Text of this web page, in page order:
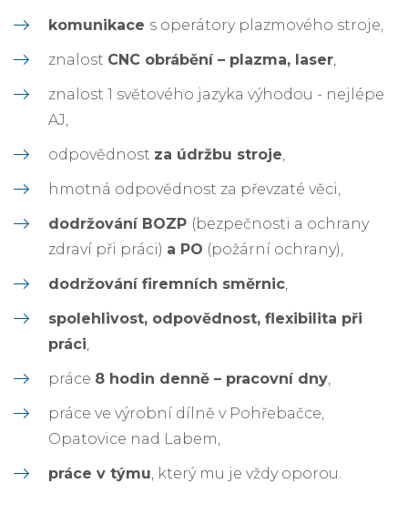
komunikace s operátory plazmového stroje,
znalost CNC obrábění – plazma, laser,
znalost 1 světového jazyka výhodou - nejlépe
AJ,
odpovědnost za údržbu stroje,
hmotná odpovědnost za převzaté věci,
dodržování BOZP (bezpečnosti a ochrany
zdraví při práci) a PO (požární ochrany),
dodržování firemních směrnic,
spolehlivost, odpovědnost, flexibilita při
práci,
práce 8 hodin denně – pracovní dny,
práce ve výrobní dílně v Pohřebačce,
Opatovice nad Labem,
práce v týmu, který mu je vždy oporou.